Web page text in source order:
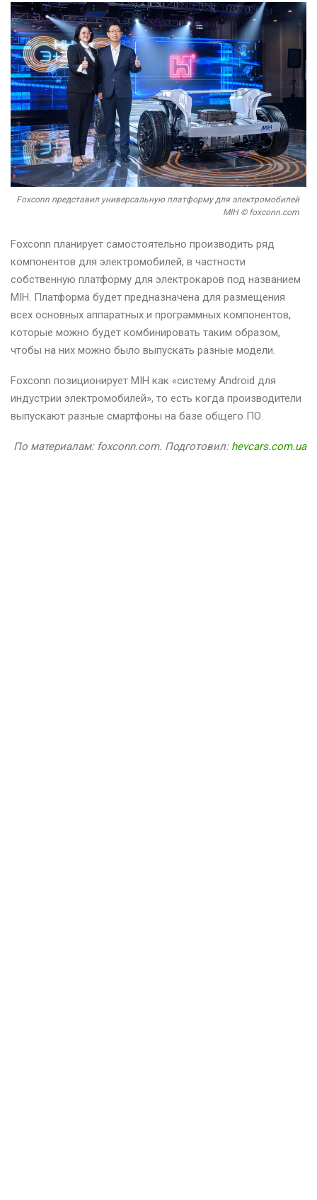
Foxconn представил универсальную платформу для электромобилей
MIH © foxconn.com
Foxconn планирует самостоятельно производить ряд
компонентов для электромобилей, в частности
собственную платформу для электрокаров под названием
MIH. Платформа будет предназначена для размещения
всех основных аппаратных и программных компонентов,
которые можно будет комбинировать таким образом,
чтобы на них можно было выпускать разные модели.
Foxconn позиционирует MIH как «систему Android для
индустрии электромобилей», то есть когда производители
выпускают разные смартфоны на базе общего ПО.
По материалам: foxconn.com. Подготовил: hevcars.com.ua